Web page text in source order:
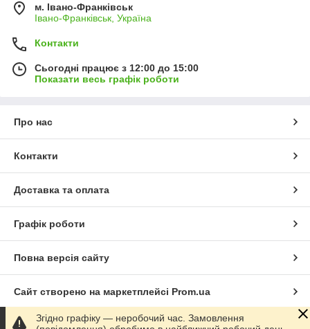
м. Івано-Франківськ
Івано-Франківськ, Україна
Контакти
Сьогодні працює з 12:00 до 15:00
Показати весь графік роботи
Про нас
Контакти
Доставка та оплата
Графік роботи
Повна версія сайту
Сайт створено на маркетплейсі Prom.ua
Політика конфіденційності
Згідно графіку — неробочий час. Замовлення